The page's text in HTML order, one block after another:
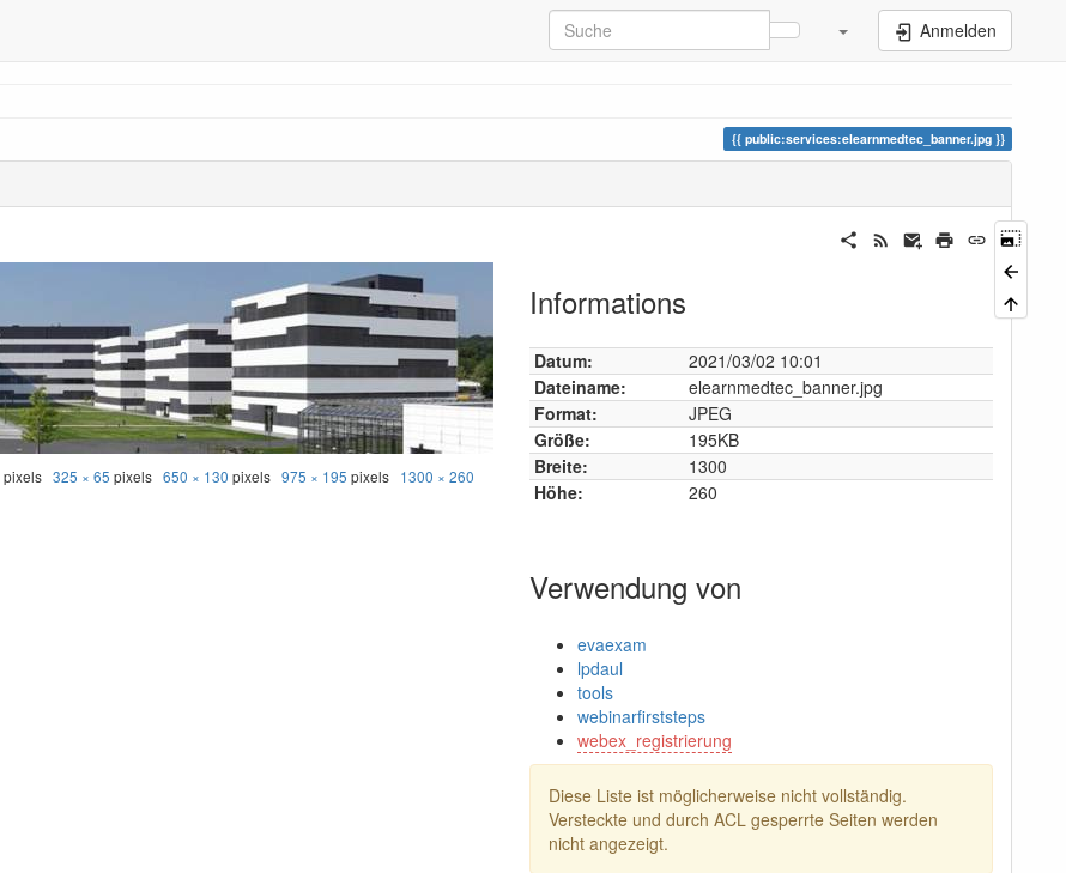
Anmelden
public:services:elearnmedtec_banner.jpg
pixels 325 × 65 pixels 650 × 130 pixels 975 × 195 pixels 1300 × 260
Informations
Datum:
2021/03/02 10:01
Dateiname:
elearnmedtec_banner.jpg
Format:
JPEG
Größe:
195KB
Breite:
1300
Höhe:
260
Verwendung von
evaexam
lpdaul
tools
webinarfirststeps
webex_registrierung
Diese Liste ist möglicherweise nicht vollständig.
Versteckte und durch ACL gesperrte Seiten werden
nicht angezeigt.